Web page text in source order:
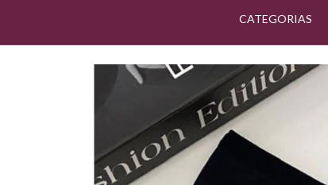
CATEGORIAS